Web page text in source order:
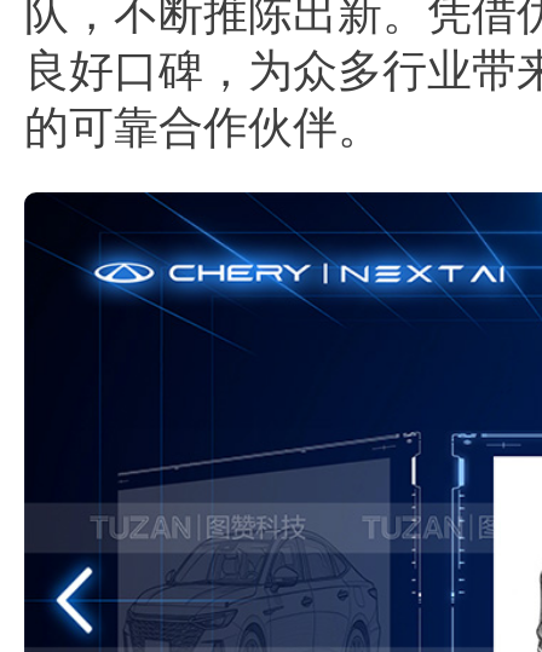
队，不断推陈出新。凭
良好口碑，为众多行业
的可靠合作伙伴。